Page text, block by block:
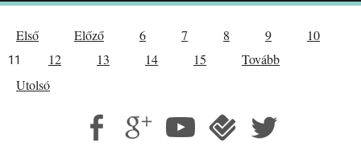
Első Előző 6 7 8 9 10
11 12 13 14 15
Tovább
Utolsó